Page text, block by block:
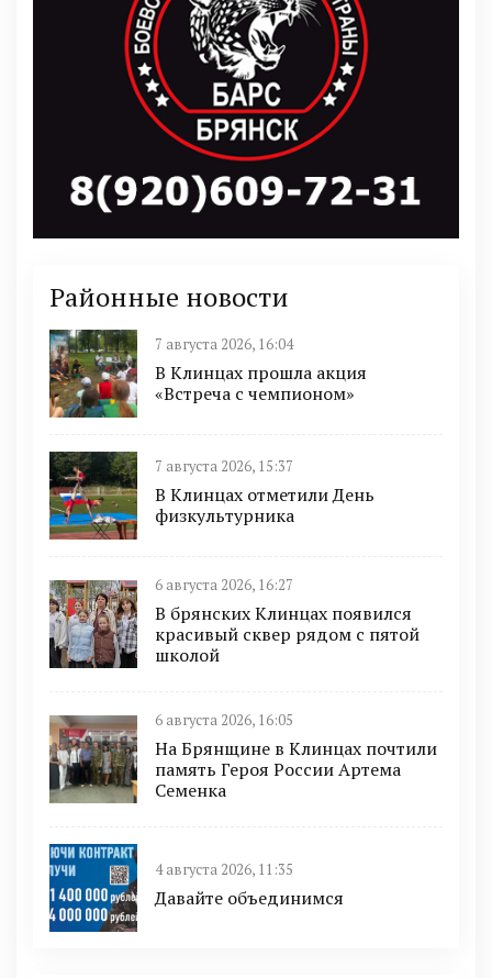
Районные новости
7 августа 2026, 16:04
В Клинцах прошла акция
«Встреча с чемпионом»
7 августа 2026, 15:37
В Клинцах отметили День
физкультурника
6 августа 2026, 16:27
В брянских Клинцах появился
красивый сквер рядом с пятой
школой
6 августа 2026, 16:05
На Брянщине в Клинцах почтили
память Героя России Артема
Семенка
4 августа 2026, 11:35
Давайте объединимся